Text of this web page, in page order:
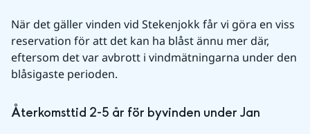
När det gäller vinden vid Stekenjokk får vi göra en viss
reservation för att det kan ha blåst ännu mer där,
eftersom det var avbrott i vindmätningarna under den
blåsigaste perioden.
Återkomsttid 2-5 år för byvinden under Jan